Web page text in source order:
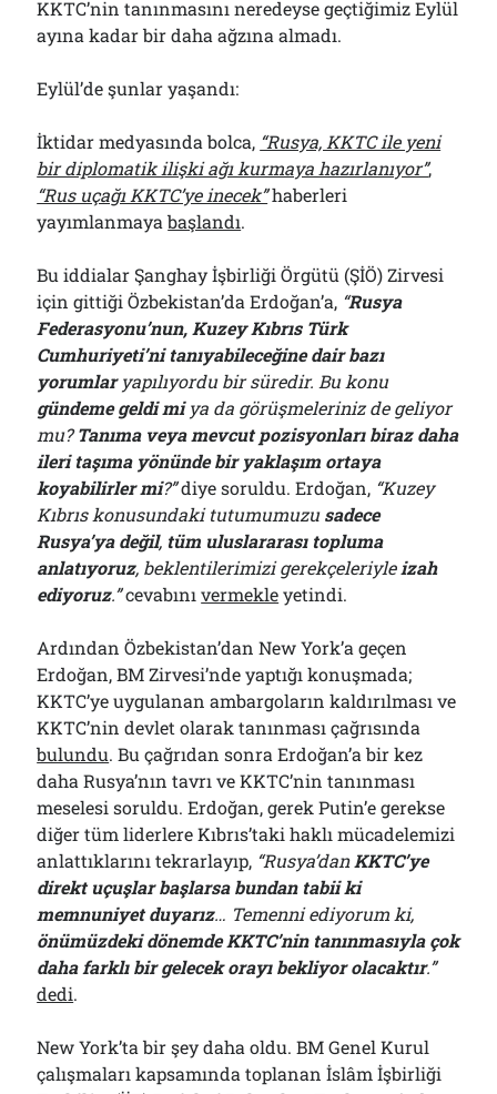
KKTC’nin tanınmasını neredeyse geçtiğimiz Eylül
ayına kadar bir daha ağzına almadı.
Eylül’de şunlar yaşandı:
İktidar medyasında bolca, “Rusya, KKTC ile yeni
bir diplomatik ilişki ağı kurmaya hazırlanıyor”,
“Rus uçağı KKTC’ye inecek”haberleri
yayımlanmayabaşlandı.
Bu iddialar Şanghay İşbirliği Örgütü (ŞİÖ) Zirvesi
için gittiği Özbekistan’da Erdoğan’a, “Rusya
Federasyonu’nun, Kuzey Kıbrıs Türk
Cumhuriyeti’ni tanıyabileceğine dair bazı
yorumlaryapılıyordu bir süredir. Bu konu
gündeme geldi miya da görüşmeleriniz de geliyor
mu?Tanıma veya mevcut pozisyonları biraz daha
ileri taşıma yönünde bir yaklaşım ortaya
koyabilirler mi?”diye soruldu. Erdoğan, “Kuzey
Kıbrıs konusundaki tutumumuzusadece
Rusya’ya değil, tüm uluslararası topluma
anlatıyoruz, beklentilerimizi gerekçeleriyleizah
ediyoruz.”cevabınıvermekleyetindi.
Ardından Özbekistan’dan New York’a geçen
Erdoğan, BM Zirvesi’nde yaptığı konuşmada;
KKTC’ye uygulanan ambargoların kaldırılması ve
KKTC’nin devlet olarak tanınması çağrısında
bulundu. Bu çağrıdan sonra Erdoğan’a bir kez
daha Rusya’nın tavrı ve KKTC’nin tanınması
meselesi soruldu. Erdoğan, gerek Putin’e gerekse
diğer tüm liderlere Kıbrıs’taki haklı mücadelemizi
anlattıklarını tekrarlayıp, “Rusya’danKKTC’ye
direkt uçuşlar başlarsa bundan tabii ki
memnuniyet duyarız… Temenni ediyorum ki,
önümüzdeki dönemde KKTC’nin tanınmasıyla çok
daha farklı bir gelecek orayı bekliyor olacaktır.”
dedi.
New York’ta bir şey daha oldu. BM Genel Kurul
çalışmaları kapsamında toplanan İslâm İşbirliği